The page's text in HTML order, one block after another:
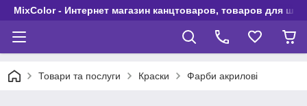
MixColor - Интернет магазин канцтоваров, товаров для
Товари та послуги Краски Фарби акрилові